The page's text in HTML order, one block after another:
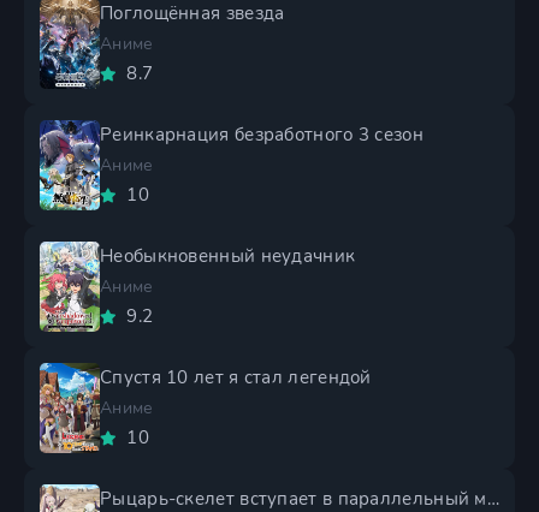
Поглощённая звезда
Аниме
8.7
Реинкарнация безработного 3 сезон
Аниме
10
Необыкновенный неудачник
Аниме
9.2
Спустя 10 лет я стал легендой
Аниме
10
Рыцарь-скелет вступает в параллельный мир 2 сезон